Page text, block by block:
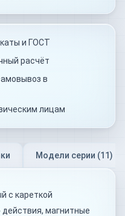
и ГОСТ
расчёт
в
лицам
Модели серии (11)
с кареткой
магнитные